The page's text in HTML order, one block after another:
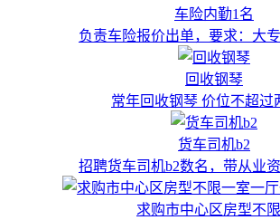
车险内勤1名
负责车险报价出单，要求：大
回收钢琴
常年回收钢琴 价位不超过
货车司机b2
招聘货车司机b2数名，带从业
求购市中心区房型不